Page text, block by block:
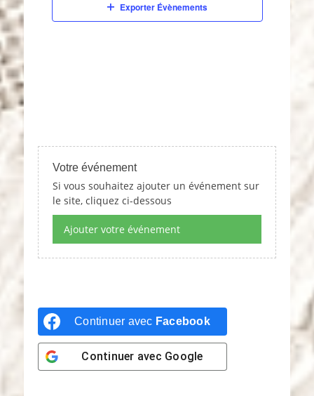
t
e
d
a
t
Exporter Évènements
Votre événement
Si vous souhaitez ajouter un événement sur
le site, cliquez ci-dessous
Ajouter votre événement
Continuer avec Facebook
Continuer avec Google